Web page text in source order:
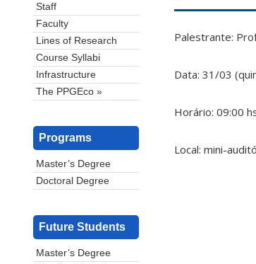
Staff
Faculty
Lines of Research
Course Syllabi
Infrastructure
The PPGEco »
Programs
Master’s Degree
Doctoral Degree
Future Students
Master’s Degree
Palestrante:
Data: 31/03
Horário: 09:00
Local: mini-